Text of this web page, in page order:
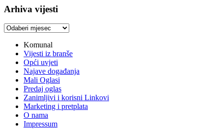
Arhiva vijesti
Arhiva
Komunal
Vijesti iz branše
Opći uvjeti
Najave događanja
Mali Oglasi
Predaj oglas
Zanimljivi i korisni Linkovi
Marketing i pretplata
O nama
Impressum